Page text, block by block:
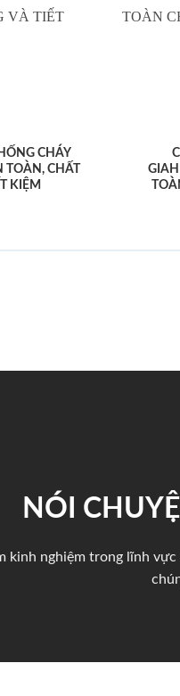
CHÁY
CHẤT
KIỆM
NÓI
kinh nghiệm trong lĩnh